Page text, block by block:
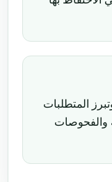
المتطلبات
والفحوصات